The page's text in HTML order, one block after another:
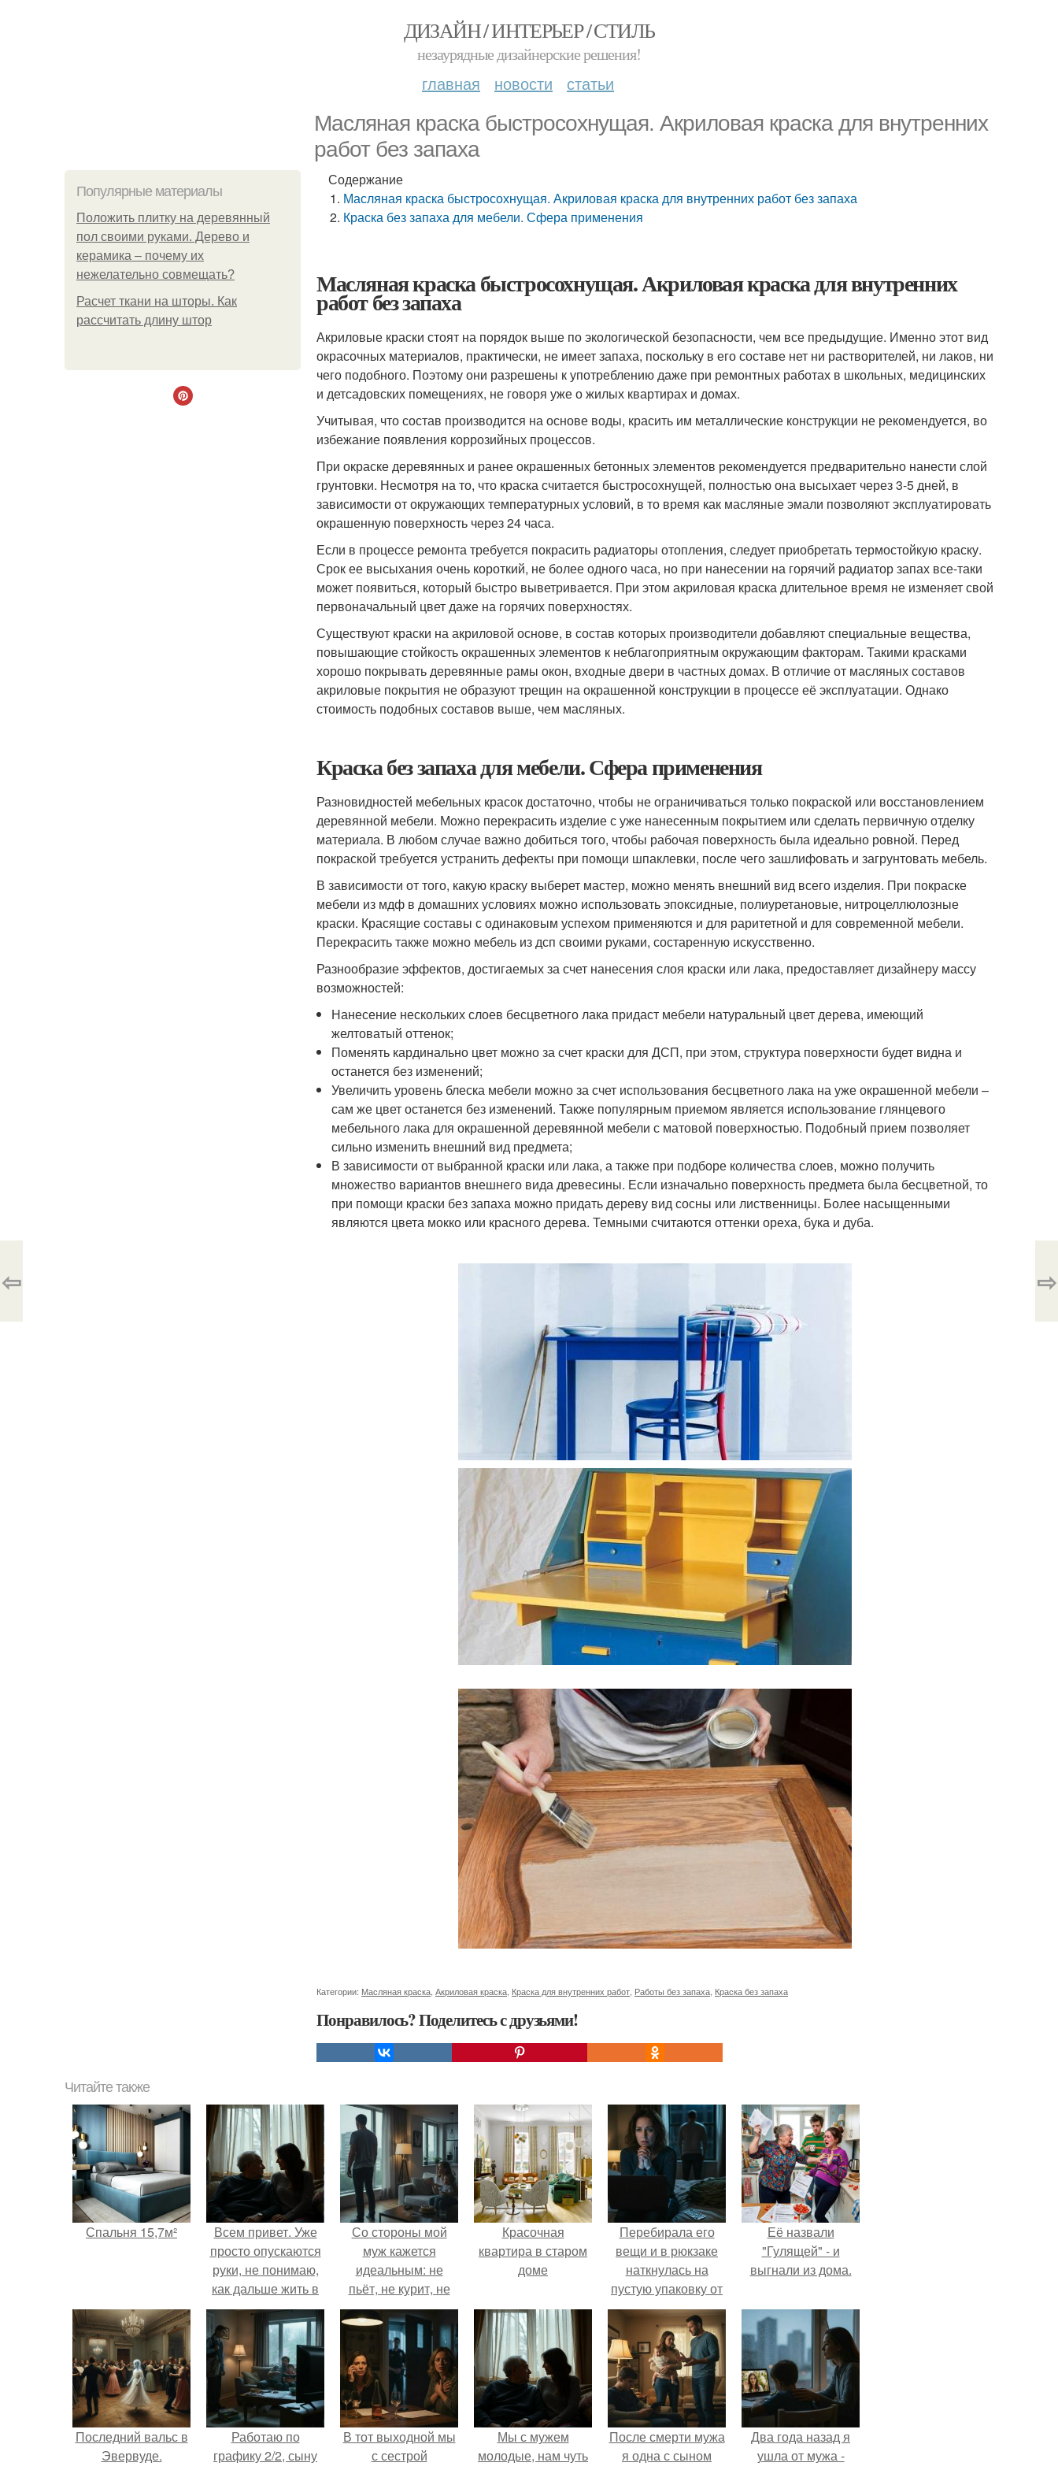
ДИЗАЙН / ИНТЕРЬЕР / СТИЛЬ
незаурядные дизайнерские решения!
главная новости статьи
Масляная краска быстросохнущая. Акриловая краска для внутренних
работ без запаха
Популярные материалы
Положить плитку на деревянный
пол своими руками. Дерево и
керамика – почему их
нежелательно совмещать?
Расчет ткани на шторы. Как
рассчитать длину штор
Содержание
Масляная краска быстросохнущая. Акриловая краска для внутренних работ без запаха
Краска без запаха для мебели. Сфера применения
Масляная краска быстросохнущая. Акриловая краска для внутренних
работ без запаха
Акриловые краски стоят на порядок выше по экологической безопасности, чем все предыдущие. Именно этот вид
окрасочных материалов, практически, не имеет запаха, поскольку в его составе нет ни растворителей, ни лаков, ни
чего подобного. Поэтому они разрешены к употреблению даже при ремонтных работах в школьных, медицинских
и детсадовских помещениях, не говоря уже о жилых квартирах и домах.
Учитывая, что состав производится на основе воды, красить им металлические конструкции не рекомендуется, во
избежание появления коррозийных процессов.
При окраске деревянных и ранее окрашенных бетонных элементов рекомендуется предварительно нанести слой
грунтовки. Несмотря на то, что краска считается быстросохнущей, полностью она высыхает через 3-5 дней, в
зависимости от окружающих температурных условий, в то время как масляные эмали позволяют эксплуатировать
окрашенную поверхность через 24 часа.
Если в процессе ремонта требуется покрасить радиаторы отопления, следует приобретать термостойкую краску.
Срок ее высыхания очень короткий, не более одного часа, но при нанесении на горячий радиатор запах все-таки
может появиться, который быстро выветривается. При этом акриловая краска длительное время не изменяет свой
первоначальный цвет даже на горячих поверхностях.
Существуют краски на акриловой основе, в состав которых производители добавляют специальные вещества,
повышающие стойкость окрашенных элементов к неблагоприятным окружающим факторам. Такими красками
хорошо покрывать деревянные рамы окон, входные двери в частных домах. В отличие от масляных составов
акриловые покрытия не образуют трещин на окрашенной конструкции в процессе её эксплуатации. Однако
стоимость подобных составов выше, чем масляных.
Краска без запаха для мебели. Сфера применения
Разновидностей мебельных красок достаточно, чтобы не ограничиваться только покраской или восстановлением
деревянной мебели. Можно перекрасить изделие с уже нанесенным покрытием или сделать первичную отделку
материала. В любом случае важно добиться того, чтобы рабочая поверхность была идеально ровной. Перед
покраской требуется устранить дефекты при помощи шпаклевки, после чего зашлифовать и загрунтовать мебель.
В зависимости от того, какую краску выберет мастер, можно менять внешний вид всего изделия. При покраске
мебели из мдф в домашних условиях можно использовать эпоксидные, полиуретановые, нитроцеллюлозные
краски. Красящие составы с одинаковым успехом применяются и для раритетной и для современной мебели.
Перекрасить также можно мебель из дсп своими руками, состаренную искусственно.
Разнообразие эффектов, достигаемых за счет нанесения слоя краски или лака, предоставляет дизайнеру массу
возможностей:
Нанесение нескольких слоев бесцветного лака придаст мебели натуральный цвет дерева, имеющий
желтоватый оттенок;
Поменять кардинально цвет можно за счет краски для ДСП, при этом, структура поверхности будет видна и
останется без изменений;
Увеличить уровень блеска мебели можно за счет использования бесцветного лака на уже окрашенной мебели –
сам же цвет останется без изменений. Также популярным приемом является использование глянцевого
мебельного лака для окрашенной деревянной мебели с матовой поверхностью. Подобный прием позволяет
сильно изменить внешний вид предмета;
В зависимости от выбранной краски или лака, а также при подборе количества слоев, можно получить
множество вариантов внешнего вида древесины. Если изначально поверхность предмета была бесцветной, то
при помощи краски без запаха можно придать дереву вид сосны или лиственницы. Более насыщенными
являются цвета мокко или красного дерева. Темными считаются оттенки ореха, бука и дуба.
Категории: Масляная краска Акриловая краска Краска для внутренних работ Работы без запаха Краска без запаха
Понравилось? Поделитесь с друзьями!
⇦ ⇨
Читайте также
Спальня 15,7м²
Всем привет. Уже
просто опускаются
руки, не понимаю,
как дальше жить в
этой ситуации.
Со стороны мой
муж кажется
идеальным: не
пьёт, не курит, не
даёт поводов для
ревности, с
ребёнком
справляется
отлично, да и
готовит лучше
многих.
Красочная
квартира в старом
доме
Перебирала его
вещи и в рюкзаке
наткнулась на
пустую упаковку от
каких-то таблеток.
Её назвали
"Гулящей" - и
выгнали из дома.
Последний вальс в
Эвервуде.
Работаю по
графику 2/2, сыну
В тот выходной мы
с сестрой
Мы с мужем
молодые, нам чуть
После смерти мужа
я одна с сыном
Два года назад я
ушла от мужа -